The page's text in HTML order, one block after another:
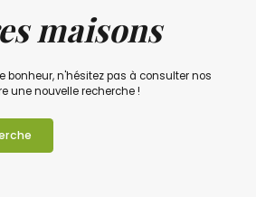
maisons
bonheur, n'hésitez pas à consulter nos
une nouvelle recherche !